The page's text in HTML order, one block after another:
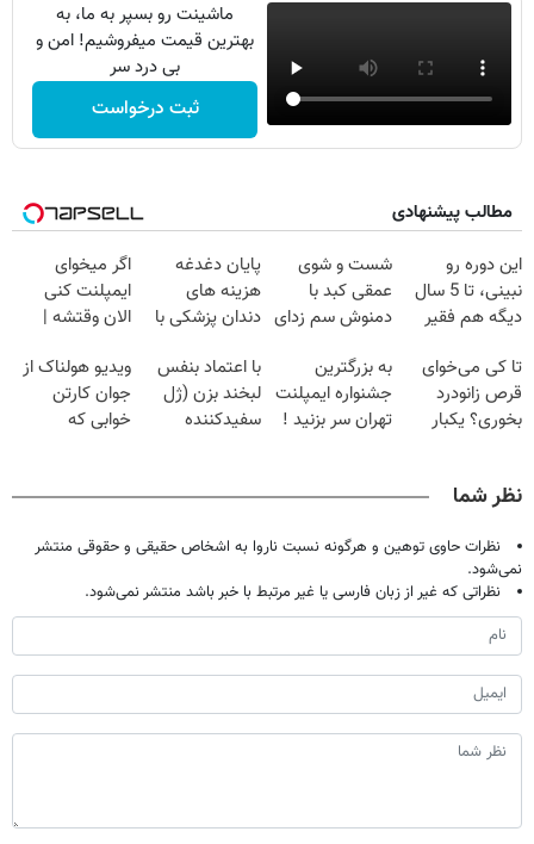
ماشینت رو بسپر به ما، به
بهترین قیمت میفروشیم! امن و
بی درد سر
ثبت درخواست
مطالب پیشنهادی
این دوره رو
نبینی، تا 5 سال
دیگه هم فقیر
الان ثبت نام کن
شست و شوی
عمقی کبد با
دمنوش سم زدای
پایان دغدغه
هزینه های
دندان پزشکی با
خانگی
اگر میخوای
ایمپلنت کنی
الان وقتشه |
میلیون تومان!!!
تا کی می‌خوای
قرص زانودرد
بخوری؟ یکبار
به بزرگترین
جشنواره ایمپلنت
تهران سر بزنید !
با اعتماد بنفس
لبخند بزن (ژل
سفیدکننده
ویدیو هولناک از
جوان کارتن
خوابی که
نظر شما
نظرات حاوی توهین و هرگونه نسبت ناروا به اشخاص حقیقی و حقوقی منتشر
نمی‌شود.
نظراتی که غیر از زبان فارسی یا غیر مرتبط با خبر باشد منتشر نمی‌شود.